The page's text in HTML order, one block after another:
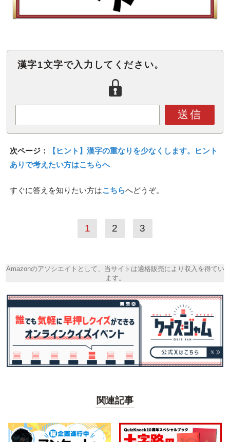
漢字1文字で入力してください。
送信
次ページ：
【ヒント】漢字の重なりを少なくします。ヒント
ありで考えたい方はこちらへ
すぐに答えを知りたい方はこちらへどうぞ。
1 2 3
Amazonのアソシエイトとして、当サイトは適格販売により収入を得てい
ます。
関連記事